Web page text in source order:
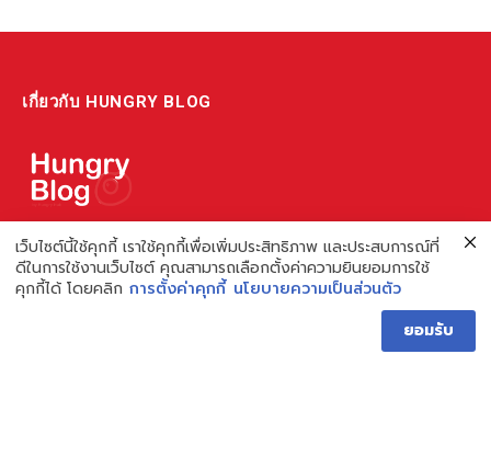
เกี่ยวกับ HUNGRY BLOG
แหล่งรวมข้อมูล ข่าวสาร เกี่ยวกับร้านอาหารและเรื่องกิน ไม่ว่าจะเป็น
รีวิว ชี้เป้า รวมถึงความรู้ต่างๆ ที่เราอยากแชร์!
ไม่พอ เรายังมีความรู้เกี่ยวกับการทำร้านอาหาร เพื่อผู้ประกอบการ ที่
เว็บไซต์นี้ใช้คุกกี้ เราใช้คุกกี้เพื่อเพิ่มประสิทธิภาพ และประสบการณ์ที่
ดีในการใช้งานเว็บไซต์ คุณสามารถเลือกตั้งค่าความยินยอมการใช้
คุกกี้ได้ โดยคลิก การตั้งค่าคุกกี้ นโยบายความเป็นส่วนตัว
ยอมรับ